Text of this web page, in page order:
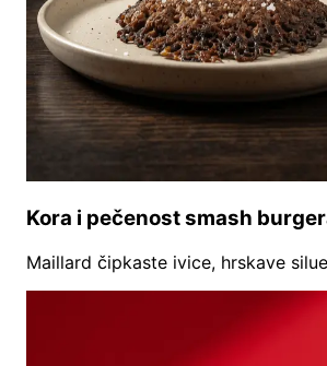
Kora i pečenost smash
Maillard čipkaste ivice, hrskave